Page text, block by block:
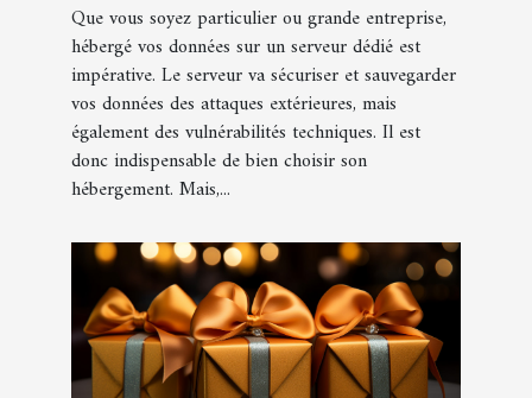
Que vous soyez particulier ou grande entreprise,
hébergé vos données sur un serveur dédié est
impérative. Le serveur va sécuriser et sauvegarder
vos données des attaques extérieures, mais
également des vulnérabilités techniques. Il est
donc indispensable de bien choisir son
hébergement. Mais,...